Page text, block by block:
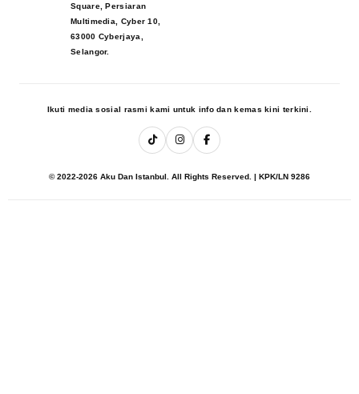
Square, Persiaran
Multimedia, Cyber 10,
63000 Cyberjaya,
Selangor.
Ikuti media sosial rasmi kami untuk info dan kemas kini terkini.
© 2022-2026 Aku Dan Istanbul. All Rights Reserved. | KPK/LN 9286